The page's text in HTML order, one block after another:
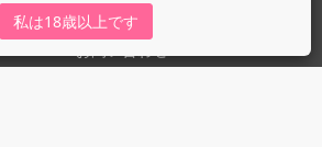
私は18歳以上です
fujossy運営ブログ